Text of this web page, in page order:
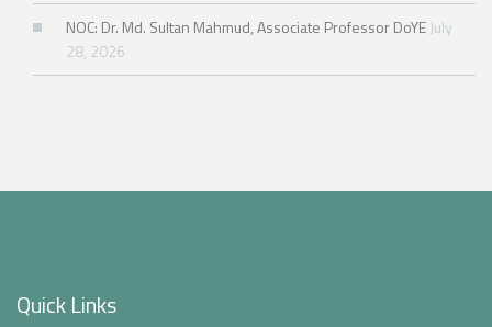
NOC: Dr. Md. Sultan Mahmud, Associate Professor DoYE July
28, 2026
Quick Links